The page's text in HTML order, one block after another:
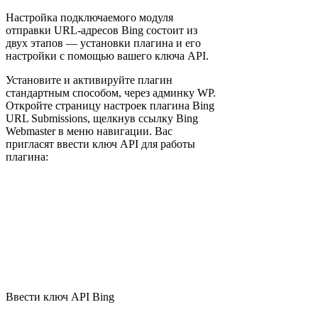
Настройка подключаемого модуля
отправки URL-адресов Bing состоит из
двух этапов — установки плагина и его
настройки с помощью вашего ключа API.
Установите и активируйте плагин
стандартным способом, через админку WP.
Откройте страницу настроек плагина Bing
URL Submissions, щелкнув ссылку Bing
Webmaster в меню навигации. Вас
пригласят ввести ключ API для работы
плагина:
Ввести ключ API Bing